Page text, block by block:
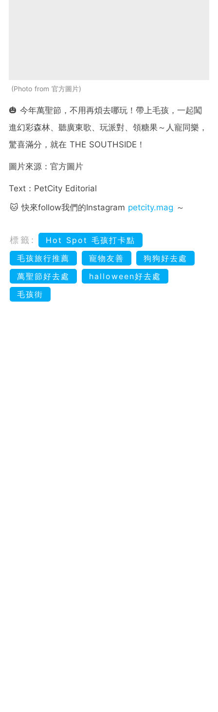
Photo from 官方圖片
🎃 今年萬聖節，不用再煩去哪玩！帶上毛孩，一起闖
進幻彩森林、聽廣東歌、玩派對、領糖果～人寵同樂，
驚喜滿分，就在 THE SOUTHSIDE！
圖片來源：官方圖片
Text：PetCity Editorial
🐱 快來follow我們的Instagram petcity.mag ～
標籤:
Hot Spot 毛孩打卡點
毛孩旅行推薦
寵物友善
狗狗好去處
萬聖節好去處
halloween好去處
毛孩街